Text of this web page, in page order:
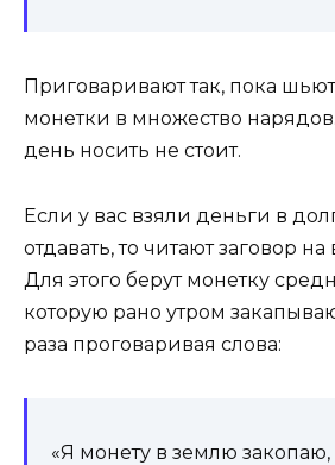
Приговаривают так, пока
монетки в множество
день носить не стоит.
Если у вас взяли деньги в
отдавать, то читают заговор на
Для этого берут монетку
которую рано утром
раза проговаривая слова:
«Я монету в землю закопаю,